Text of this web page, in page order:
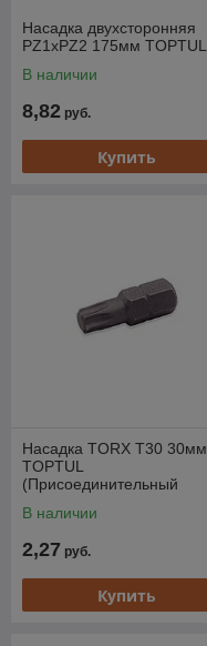
Насадка двухсторонняя
PZ1хPZ2 175мм TOPTUL
В наличии
8,82 руб.
Купить
Насадка TORX T30 30мм
TOPTUL
(Присоединительный
В наличии
2,27 руб.
Купить